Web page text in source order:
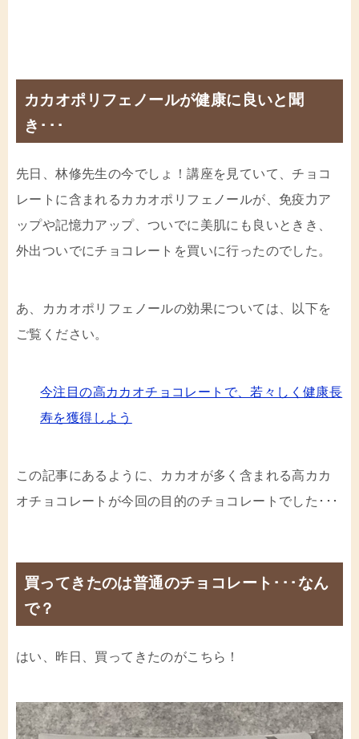
カカオポリフェノールが健康に良いと聞
き･･･
先日、林修先生の今でしょ！講座を見ていて、チョコ
レートに含まれるカカオポリフェノールが、免疫力ア
ップや記憶力アップ、ついでに美肌にも良いときき、
外出ついでにチョコレートを買いに行ったのでした。
あ、カカオポリフェノールの効果については、以下を
ご覧ください。
今注目の高カカオチョコレートで、若々しく健康長
寿を獲得しよう
この記事にあるように、カカオが多く含まれる高カカ
オチョコレートが今回の目的のチョコレートでした･･･
買ってきたのは普通のチョコレート･･･なん
で？
はい、昨日、買ってきたのがこちら！